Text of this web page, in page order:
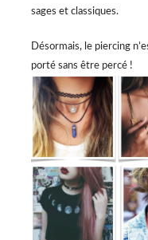
sages et classiques.
Désormais, le piercing
porté sans être percé !